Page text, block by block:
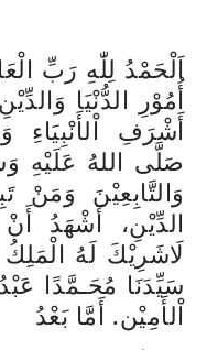
اَلْحَمْدُ لِلّٰهِ رَبِّ
أُمُوْرِ الدُّنْيَا
أَشْرَفِ اْلأَنْبِيَاءِ
صَلَّى اللهُ عَلَيْهِ
وَالتَّابِعِيْنَ وَمَنْ
الدِّيْنِ، أَشْهَدُ
لَاشَرِيْكَ لَهُ
سَيِّدَنَا مُحَـمَّدًا
اْلأَمِيْن. أَمَّا بَعْدُ